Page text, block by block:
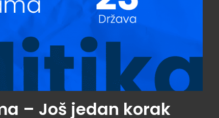
– Još jedan korak